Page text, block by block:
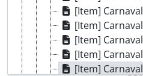
[Item] Carnaval
[Item] Carnaval
[Item] Carnaval
[Item] Carnaval
[Item] Carnaval